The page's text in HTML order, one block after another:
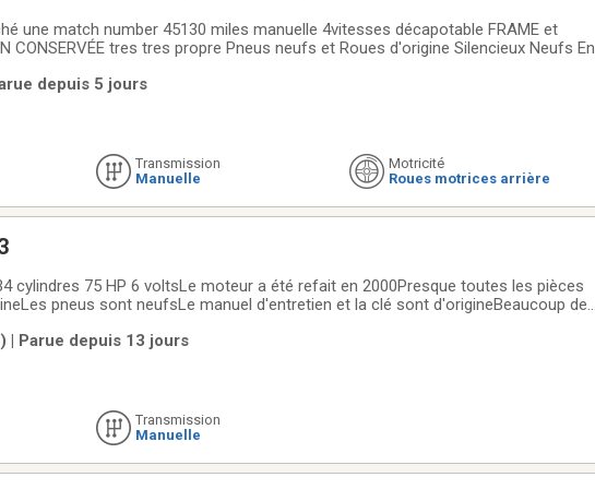
une match number 45130 miles manuelle 4vitesses décapotable FRAME et
CONSERVÉE tres tres propre Pneus neufs et Roues d'origine Silencieux Neufs En
depuis 5 jours
Transmission
Manuelle
Motricité
Roues motrices arrière
pneus sont neufsLe manuel d'entretien et la clé sont d'origineBeaucoup de
| Parue depuis 13 jours
Transmission
Manuelle